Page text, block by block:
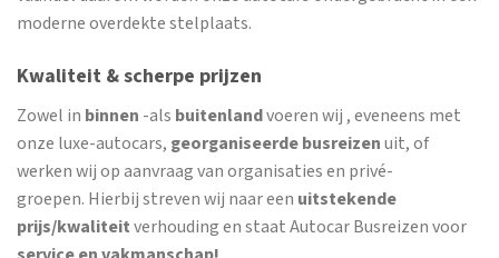
moderne overdekte stelplaats.
Kwaliteit & scherpe prijzen
Zowel in binnen -als buitenlandvoeren wij , eveneens met
onze luxe-autocars, georganiseerde busreizenuit, of
werken wij op aanvraag van organisaties en privé-
groepen. Hierbij streven wij naar een uitstekende
prijs/kwaliteitverhouding en staat Autocar Busreizen voor